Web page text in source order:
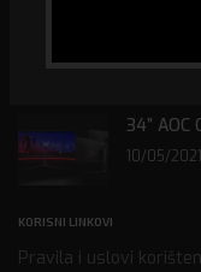
31/01/2022
34” AOC
10/05/2021
KORISNI LINKOVI
Pravila i uslovi